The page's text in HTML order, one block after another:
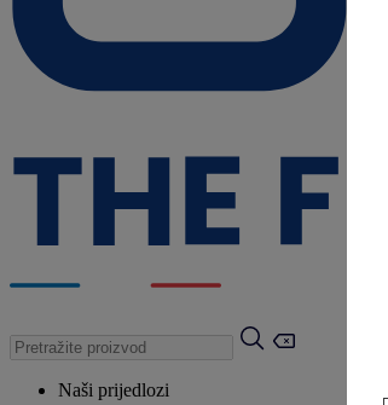
Naši prijedlozi